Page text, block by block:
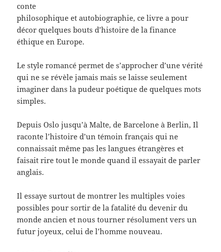
conte
philosophique et autobiographie, ce livre a pour
décor quelques bouts d’histoire de la finance
éthique en Europe.
Le style romancé permet de s’approcher d’une vérité
qui ne se révèle jamais mais se laisse seulement
imaginer dans la pudeur poétique de quelques mots
simples.
Depuis Oslo jusqu’à Malte, de Barcelone à Berlin, Il
raconte l’histoire d’un témoin français qui ne
connaissait même pas les langues étrangères et
faisait rire tout le monde quand il essayait de parler
anglais.
Il essaye surtout de montrer les multiples voies
possibles pour sortir de la fatalité du devenir du
monde ancien et nous tourner résolument vers un
futur joyeux, celui de l’homme nouveau.